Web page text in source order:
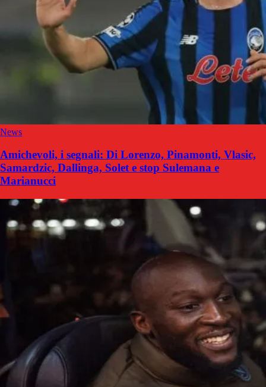
News
Amichevoli, i segnali: Di Lorenzo, Pinamonti, Vlasic,
Samardzic, Dallinga, Solet e stop Sulemana e
Marianucci